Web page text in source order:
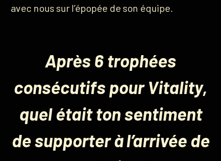
avec nous sur l’épopée de son équipe.
Après 6 trophées
consécutifs pour Vitality,
quel était ton sentiment
de supporter à l’arrivée de